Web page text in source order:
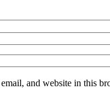
and website in this